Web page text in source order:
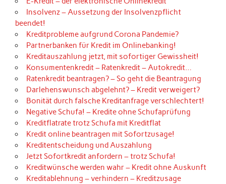
Insolvenz – Aussetzung der Insolvenzpflicht
beendet!
Kreditprobleme aufgrund Corona Pandemie?
Partnerbanken für Kredit im Onlinebanking!
Kreditauszahlung jetzt, mit sofortiger Gewissheit!
Konsumentenkredit – Ratenkredit – Autokredit…
Ratenkredit beantragen? – So geht die Beantragung
Darlehenswunsch abgelehnt? – Kredit verweigert?
Bonität durch falsche Kreditanfrage verschlechtert!
Negative Schufa! – Kredite ohne Schufaprüfung
Kreditflatrate trotz Schufa mit Kreditflat
Kredit online beantragen mit Sofortzusage!
Kreditentscheidung und Auszahlung
Jetzt Sofortkredit anfordern – trotz Schufa!
Kreditwünsche werden wahr – Kredit ohne Auskunft
Kreditablehnung – verhindern – Kreditzusage